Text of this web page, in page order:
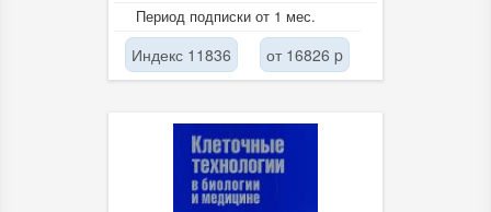
Период подписки от 1 мес.
Индекс 11836 от 16826 p